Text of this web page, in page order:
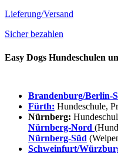
Lieferung/Versand
Sicher bezahlen
Easy Dogs Hundeschulen
Brandenburg/Berlin-
Fürth: Hundeschule,
Nürnberg:
Nürnberg-Nord
Nürnberg-Süd
Schweinfurt/